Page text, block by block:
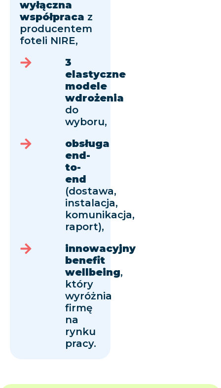
wyłączna
współpraca z
producentem
foteli NIRE,
3
elastyczne
modele
wdrożenia
do
wyboru,
obsługa
end-
to-
end
(dostawa,
instalacja,
komunikacja,
raport),
innowacyjny
benefit
wellbeing,
który
wyróżnia
firmę
na
rynku
pracy.